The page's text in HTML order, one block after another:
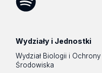
Wydziały i Jednostki
Wydział Biologii i Ochrony
Środowiska